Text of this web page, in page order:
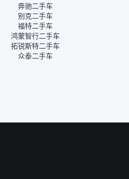
保，车子出小毛
保障。”
奔驰二手车
别克二手车
福特二手车
鸿蒙智行二手车
拓锐斯特二手车
众泰二手车